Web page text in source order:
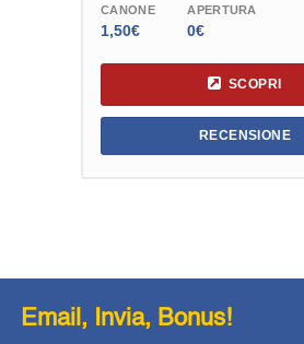
CANONE
1,50€
APERTURA
0€
SCOPRI
RECENSIONE
Email, Invia, Bonus!